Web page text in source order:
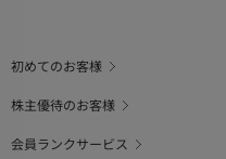
初めてのお客様
株主優待のお客様
会員ランクサービス